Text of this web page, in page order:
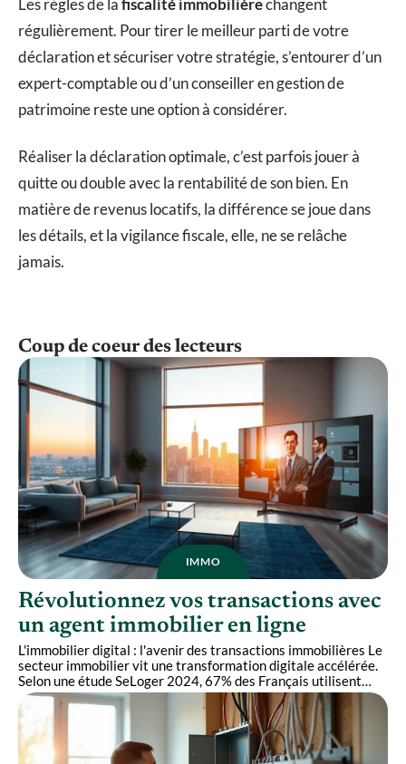
Les règles de lafiscalité immobilièrechangent
régulièrement. Pour tirer le meilleur parti de votre
déclaration et sécuriser votre stratégie, s’entourer d’un
expert-comptable ou d’un conseiller en gestion de
patrimoine reste une option à considérer.
Réaliser la déclaration optimale, c’est parfois jouer à
quitte ou double avec la rentabilité de son bien. En
matière de revenus locatifs, la différence se joue dans
les détails, et la vigilance fiscale, elle, ne se relâche
jamais.
Coup de coeur des lecteurs
IMMO
Révolutionnez vos transactions avec
un agent immobilier en ligne
L'immobilier digital : l'avenir des transactions immobilières Le
secteur immobilier vit une transformation digitale accélérée.
Selon une étude SeLoger 2024, 67% des Français utilisent…